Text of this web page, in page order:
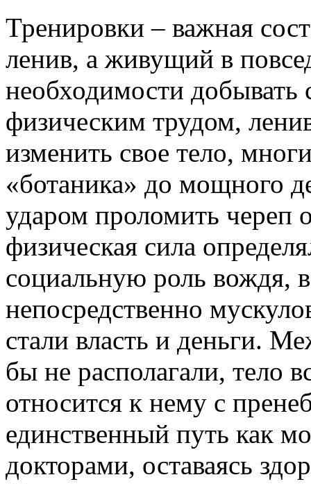
Тренировки – важная
ленив, а живущий в
необходимости добывать
физическим трудом,
изменить свое тело,
«ботаника» до мощного
ударом проломить череп
физическая сила
социальную роль вождя,
непосредственно
стали власть и деньги.
бы не располагали, тело
относится к нему с
единственный путь как
докторами, оставаясь